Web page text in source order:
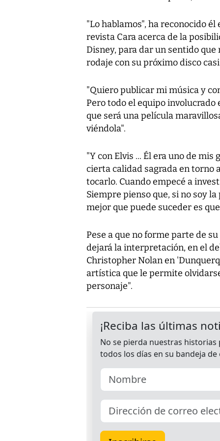
"Lo hablamos", ha reconocido
revista Cara acerca de la
Disney, para dar un sentido
rodaje con su próximo disco
"Quiero publicar mi música y
Pero todo el equipo
que será una película
viéndola".
"Y con Elvis ... Él era uno de
cierta calidad sagrada en torno
tocarlo. Cuando empecé a
Siempre pienso que, si no soy
mejor que puede suceder es
Pese a que no forme parte de
dejará la interpretación, en el
Christopher Nolan en
artística que le permite
personaje".